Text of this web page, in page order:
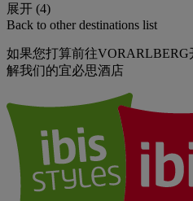
展开 (4)
Back to other destinations list
如果您打算前往
解我们的宜必思酒店